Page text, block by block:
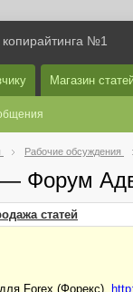
№1
Магазин
Рабочие обсуждения
Форум
статей
Forex (Форекс).